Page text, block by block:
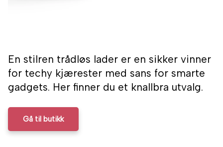
En stilren trådløs lader er en sikker vinner
for techy kjærester med sans for smarte
gadgets. Her finner du et knallbra utvalg.
Gå til butikk